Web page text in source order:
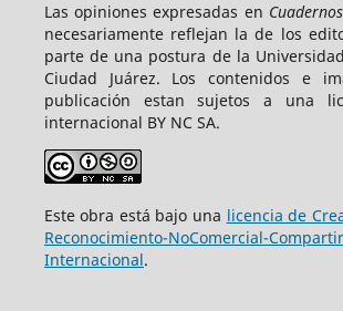
Las opiniones expresadas en
necesariamente reflejan la de los
parte de una postura de la
Ciudad Juárez. Los contenidos e
publicación estan sujetos a una
internacional BY NC SA.
Este obra está bajo una licencia de
Reconocimiento-NoComercial-
Internacional.